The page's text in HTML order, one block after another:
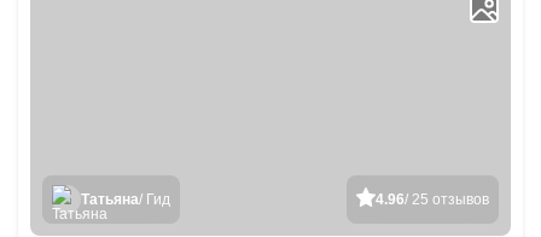
4.96/ 25 отзывов
Татьяна/ Гид